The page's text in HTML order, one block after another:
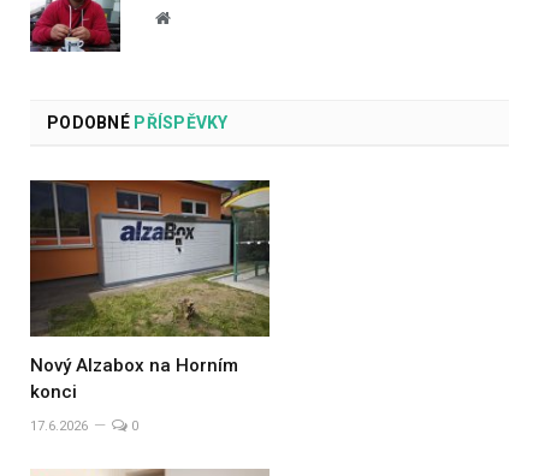
Website
PODOBNÉPŘÍSPĚVKY
Nový Alzabox na Horním
konci
17.6.2026 0